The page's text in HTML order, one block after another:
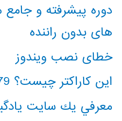
دوره پیشرفته و
های بدون راننده
خطای نصب ویندوز
این کاراکتر چیست؟ 65279
معرفي يك سايت